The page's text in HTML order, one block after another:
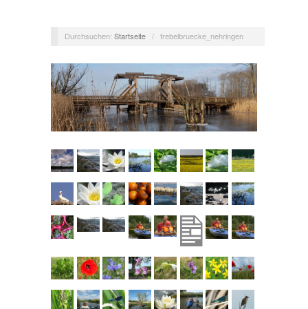
Durchsuchen: Startseite / trebelbruecke_nehringen